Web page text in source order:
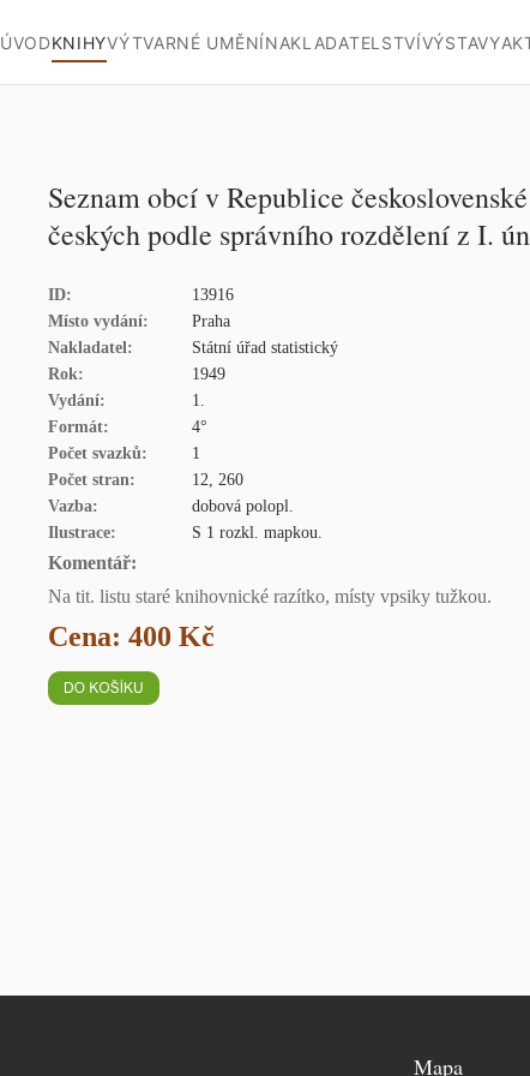
ÚVODKNIHYVÝTVARNÉ UMĚNÍNAKLADATELSTVÍVÝSTAVY
Seznam obcí v Republice
českých podle správního rozdělení z I.
ID:
13916
Místo vydání:
Praha
Nakladatel:
Státní úřad statistický
Rok:
1949
Vydání:
1.
Formát:
4°
Počet svazků:
1
Počet stran:
12, 260
Vazba:
dobová polopl.
Ilustrace:
S 1 rozkl. mapkou.
Komentář:
Na tit. listu staré knihovnické razítko, místy vpsiky tužkou.
Cena: 400 Kč
Mapa